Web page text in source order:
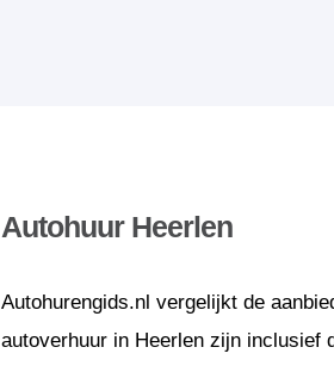
Autohuur Heerlen
Autohurengids.nl vergelijkt de
autoverhuur in Heerlen zijn inclusief